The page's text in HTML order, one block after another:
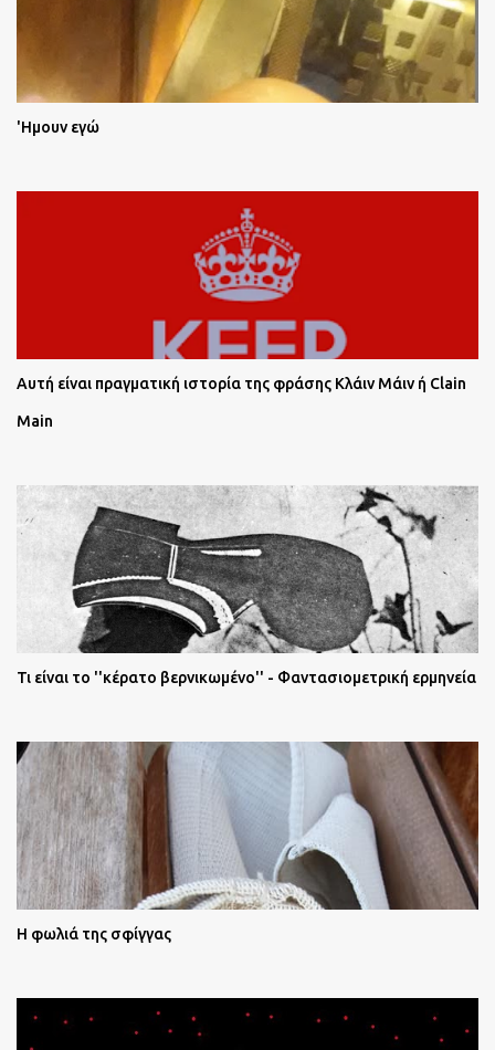
'Ημουν εγώ
Αυτή είναι πραγματική ιστορία της φράσης Κλάιν Μάιν ή Clain
Main
Τι είναι το ''κέρατο βερνικωμένο'' - Φαντασιομετρική ερμηνεία
Η φωλιά της σφίγγας